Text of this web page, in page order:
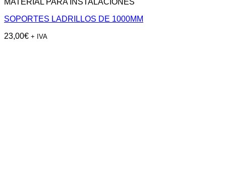
MATERIAL PARA INSTALACIONES
SOPORTES LADRILLOS DE 1000MM
23,00€ + IVA